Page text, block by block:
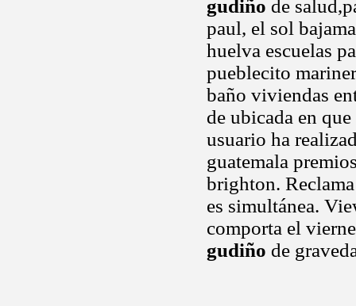
gudiño de
paul, el sol
huelva escuelas
pueblecito
baño viviendas
de ubicada en
usuario ha
guatemala
brighton.
es simultánea.
comporta el
gudiño de